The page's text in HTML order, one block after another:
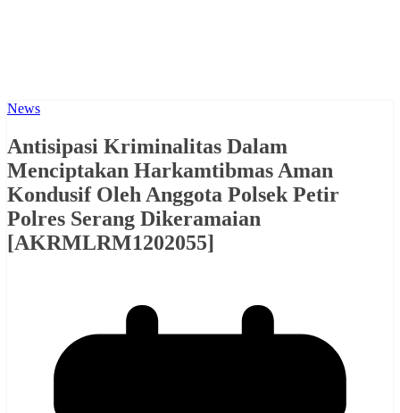
News
Antisipasi Kriminalitas Dalam
Menciptakan Harkamtibmas Aman
Kondusif Oleh Anggota Polsek Petir
Polres Serang Dikeramaian
[AKRMLRM1202055]